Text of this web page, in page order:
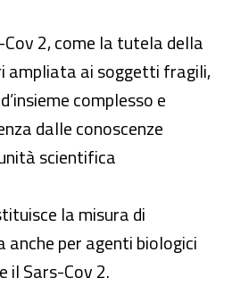
2, come la tutela della
ampliata ai soggetti fragili,
complesso e
dalle conoscenze
scientifica
la misura di
per agenti biologici
il Sars-Cov 2.